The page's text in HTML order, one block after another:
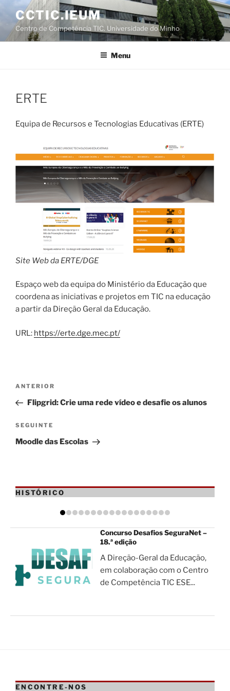
Saltar
conteúdo
CCTIC.IEUM
Centro de Competência TIC. Universidade do Minho
Menu
ERTE
Equipa de Recursos e Tecnologias Educativas (ERTE)
Site Web da ERTE/DGE
Espaço web da equipa do Ministério da Educação que
coordena as iniciativas e projetos em TIC na educação
a partir da Direção Geral da Educação.
URL: https://erte.dge.mec.pt/
Navegação
artigos
Conteúdo
anterior
ANTERIOR
Flipgrid: Crie uma rede vídeo e desafie os alunos
Conteúdo
seguinte
SEGUINTE
Moodle das Escolas
HISTÓRICO
Concurso Desafios SeguraNet –
18.ª edição
A Direção-Geral da Educação,
em colaboração com o Centro
de Competência TIC ESE...
ENCONTRE-NOS